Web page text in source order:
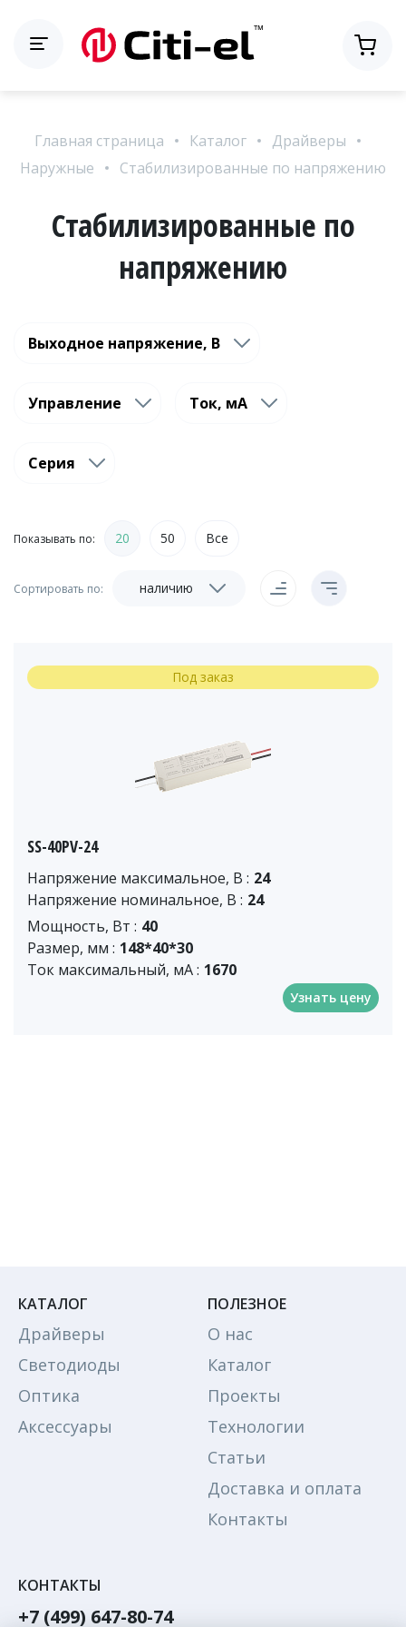
Главная страница Каталог
Драйверы
Наружные
Стабилизированные по напряжению
Стабилизированные по
напряжению
Выходное напряжение, В
Управление Ток, мА
Серия
Показывать по: 20 50 Все
Сортировать по: наличию
Под заказ
SS-40PV-24
Напряжение максимальное, В : 24
Напряжение номинальное, В : 24
Мощность, Вт : 40
Размер, мм : 148*40*30
Ток максимальный, мА : 1670
Узнать цену
КАТАЛОГ
Драйверы
Светодиоды
Оптика
Аксессуары
ПОЛЕЗНОЕ
О нас
Каталог
Проекты
Технологии
Статьи
Доставка и оплата
Контакты
КОНТАКТЫ
+7 (499) 647-80-74